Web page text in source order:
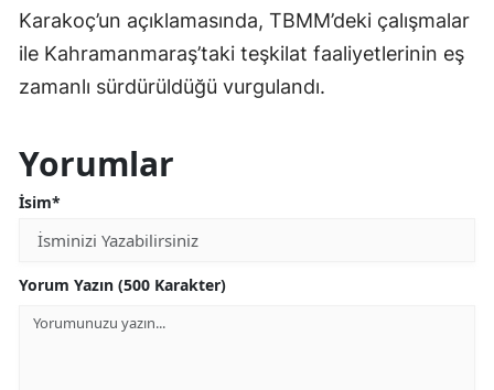
Karakoç’un açıklamasında, TBMM’deki çalışmalar
ile Kahramanmaraş’taki teşkilat faaliyetlerinin eş
zamanlı sürdürüldüğü vurgulandı.
Yorumlar
İsim*
Yorum Yazın (500 Karakter)